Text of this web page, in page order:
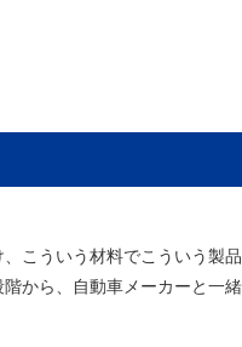
こういう材料でこういう製
から、自動車メーカーと一